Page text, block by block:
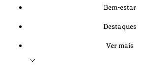
Bem-estar
Destaques
Ver mais